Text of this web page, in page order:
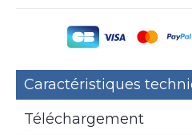
Caractéristiques
Téléchargement